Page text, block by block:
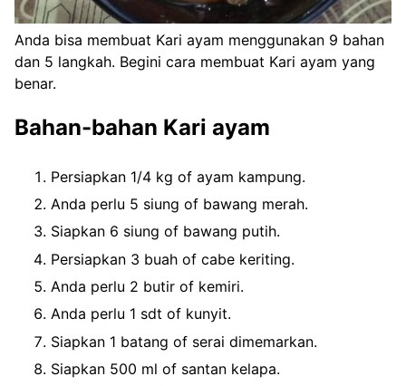
Anda bisa membuat Kari ayam menggunakan 9 bahan
dan 5 langkah. Begini cara membuat Kari ayam yang
benar.
Bahan-bahan Kari ayam
Persiapkan 1/4 kg of ayam kampung.
Anda perlu 5 siung of bawang merah.
Siapkan 6 siung of bawang putih.
Persiapkan 3 buah of cabe keriting.
Anda perlu 2 butir of kemiri.
Anda perlu 1 sdt of kunyit.
Siapkan 1 batang of serai dimemarkan.
Siapkan 500 ml of santan kelapa.